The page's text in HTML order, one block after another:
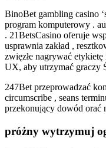
BinoBet gambling casino
program komputerowy .
. 21BetsCasino oferuje
usprawnia zakład ,
zwięzłe nagrywać
UX, aby utrzymać graczy
247Bet przeprowadzać
circumscribe , seans
przekonujący dowód orać
próżny wytrzymuj